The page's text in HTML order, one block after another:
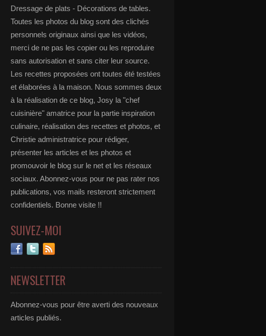
Dressage de plats - Décorations de tables.
Toutes les photos du blog sont des clichés
personnels originaux ainsi que les vidéos,
merci de ne pas les copier ou les reproduire
sans autorisation et sans citer leur source.
Les recettes proposées ont toutes été testées
et élaborées à la maison. Nous sommes deux
à la réalisation de ce blog, Josy la "chef
cuisinière" amatrice pour la partie inspiration
culinaire, réalisation des recettes et photos, et
Christie administratrice pour rédiger,
présenter les articles et les photos et
promouvoir le blog sur le net et les réseaux
sociaux. Abonnez-vous pour ne pas rater nos
publications, vos mails resteront strictement
confidentiels. Bonne visite !!
SUIVEZ-MOI
NEWSLETTER
Abonnez-vous pour être averti des nouveaux
articles publiés.